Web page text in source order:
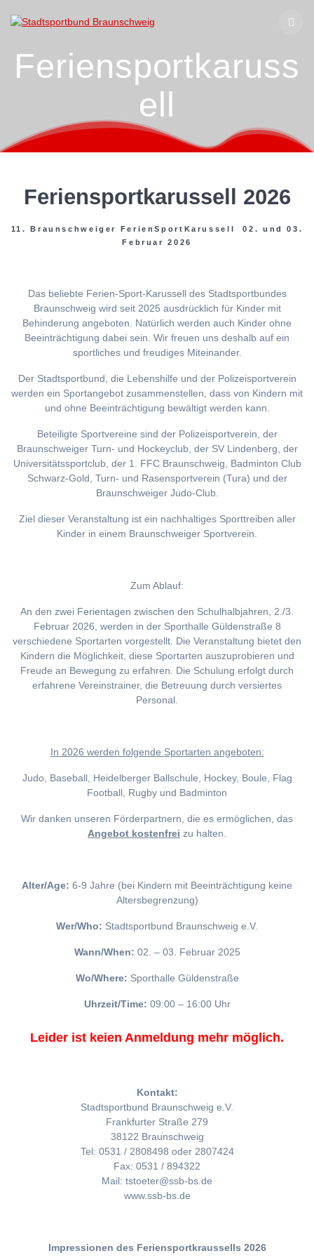
Feriensportkaruss
ell
Feriensportkarussell 2026
11. Braunschweiger FerienSportKarussell 02. und 03.
Februar 2026
Das beliebte Ferien-Sport-Karussell des Stadtsportbundes
Braunschweig wird seit 2025 ausdrücklich für Kinder mit
Behinderung angeboten. Natürlich werden auch Kinder ohne
Beeinträchtigung dabei sein. Wir freuen uns deshalb auf ein
sportliches und freudiges Miteinander.
Der Stadtsportbund, die Lebenshilfe und der Polizeisportverein
werden ein Sportangebot zusammenstellen, dass von Kindern mit
und ohne Beeinträchtigung bewältigt werden kann.
Beteiligte Sportvereine sind der Polizeisportverein, der
Braunschweiger Turn- und Hockeyclub, der SV Lindenberg, der
Universitätssportclub, der 1. FFC Braunschweig, Badminton Club
Schwarz-Gold, Turn- und Rasensportverein (Tura) und der
Braunschweiger Judo-Club.
Ziel dieser Veranstaltung ist ein nachhaltiges Sporttreiben aller
Kinder in einem Braunschweiger Sportverein.
Zum Ablauf:
An den zwei Ferientagen zwischen den Schulhalbjahren, 2./3.
Februar 2026, werden in der Sporthalle Güldenstraße 8
verschiedene Sportarten vorgestellt. Die Veranstaltung bietet den
Kindern die Möglichkeit, diese Sportarten auszuprobieren und
Freude an Bewegung zu erfahren. Die Schulung erfolgt durch
erfahrene Vereinstrainer, die Betreuung durch versiertes
Personal.
In 2026 werden folgende Sportarten angeboten:
Judo, Baseball, Heidelberger Ballschule, Hockey, Boule, Flag
Football, Rugby und Badminton
Wir danken unseren Förderpartnern, die es ermöglichen, das
Angebot kostenfrei zu halten.
Alter/Age: 6-9 Jahre (bei Kindern mit Beeinträchtigung keine
Altersbegrenzung)
Wer/Who: Stadtsportbund Braunschweig e.V.
Wann/When: 02. – 03. Februar 2025
Wo/Where: Sporthalle Güldenstraße
Uhrzeit/Time: 09:00 – 16:00 Uhr
Leider ist keien Anmeldung mehr möglich.
Kontakt:
Stadtsportbund Braunschweig e.V.
Frankfurter Straße 279
38122 Braunschweig
Tel: 0531 / 2808498 oder 2807424
Fax: 0531 / 894322
Mail: tstoeter@ssb-bs.de
www.ssb-bs.de
Impressionen des Feriensportkraussells 2026